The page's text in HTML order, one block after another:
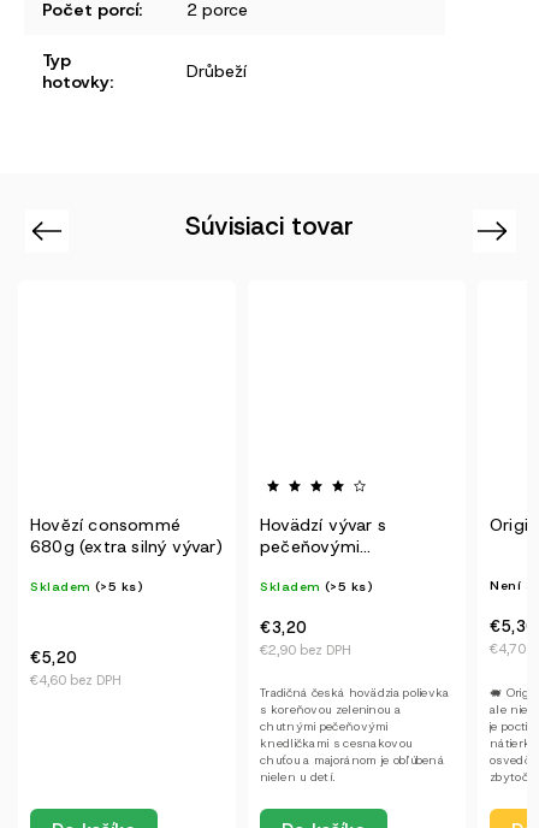
Počet porcí: 2 porce
Typ
hotovky: Drůbeží
Súvisiaci tovar
Previous
Hovädzí vývar s
pečeňovými
Skladem (>5 ks)
€2,90 bez DPH
Originál paštéta
Není skladem
€4,70 bez DPH
€5,30
🐖 Originál paštéta Základná,
ale nie obyčajná. Originál paštéta
je poctivá bravčovo-pečeňová
nátierka, ktorá stavia na
osvedčenej receptúre bez
zbytočných prísad. Jemne...
Není
€4,70
€5,30
Paštéta
paštéty
Objavte
paštéty
a
Next